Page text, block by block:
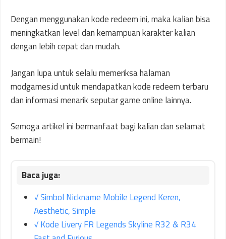
Dengan menggunakan kode redeem ini, maka kalian bisa
meningkatkan level dan kemampuan karakter kalian
dengan lebih cepat dan mudah.
Jangan lupa untuk selalu memeriksa halaman
modgames.id untuk mendapatkan kode redeem terbaru
dan informasi menarik seputar game online lainnya.
Semoga artikel ini bermanfaat bagi kalian dan selamat
bermain!
√ Simbol Nickname Mobile Legend Keren,
Aesthetic, Simple
√ Kode Livery FR Legends Skyline R32 & R34